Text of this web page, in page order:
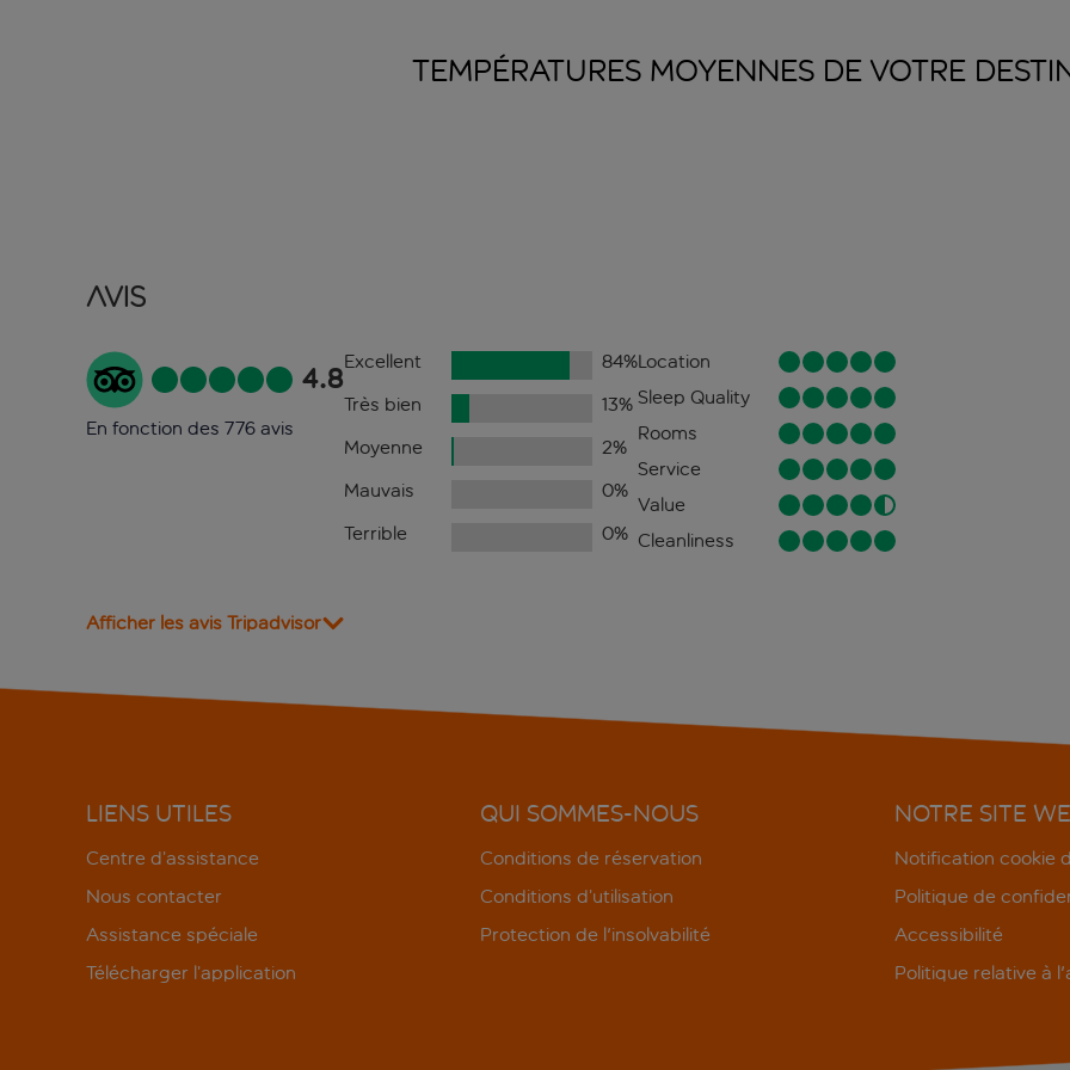
TEMPÉRATURES MOYENNES DE VOTRE
Avis
4.8
En fonction des 776 avis
Excellent 84%
Très bien
13%
Moyenne
2%
Mauvais
0%
Terrible
0%
Location
Sleep Quality
Rooms
Service
Value
Cleanliness
Afficher les avis Tripadvisor
LIENS UTILES
Centre d’assistance
Nous contacter
Assistance spéciale
Télécharger l’application
QUI SOMMES-NOUS
Conditions de réservation
Conditions d’utilisation
Protection de l'insolvabilité
NOTRE SITE
Notification cookie
Politique de
Accessibilité
Politique relative à